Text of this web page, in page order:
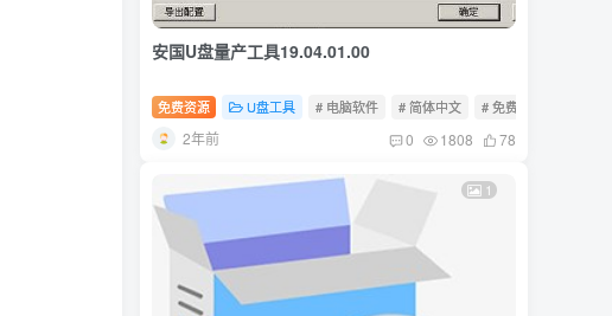
安国U盘量产工具19.04.01.00
免费资源 U盘工具 # 电脑软件 # 简体中文 # 免费软件
2年前 0 1808 78
1